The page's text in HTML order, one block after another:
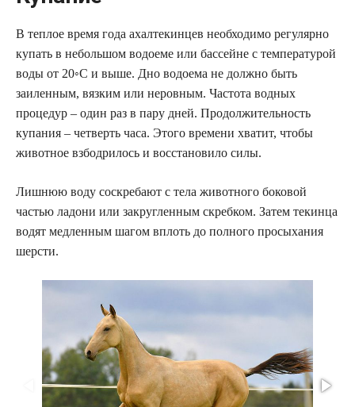
В теплое время года ахалтекинцев необходимо регулярно
купать в небольшом водоеме или бассейне с температурой
воды от 20◦С и выше. Дно водоема не должно быть
заиленным, вязким или неровным. Частота водных
процедур – один раз в пару дней. Продолжительность
купания – четверть часа. Этого времени хватит, чтобы
животное взбодрилось и восстановило силы.
Лишнюю воду соскребают с тела животного боковой
частью ладони или закругленным скребком. Затем текинца
водят медленным шагом вплоть до полного просыхания
шерсти.